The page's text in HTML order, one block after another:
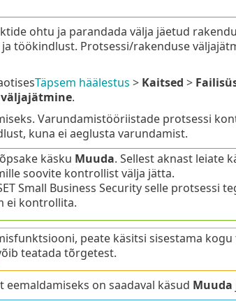
ohtu ja parandada välja jäetud
töökindlust. Protsessi/rakenduse
Täpsem häälestus > Kaitsed >
väljajätmine.
Varundamistööriistade protsessi
kuna ei aeglusta varundamist.
käsku Muuda. Sellest aknast leiate
soovite kontrollist välja jätta.
Small Business Security selle protsessi
ei kontrollita.
peate käsitsi sisestama
teatada tõrgetest.
on saadaval käsud Muuda